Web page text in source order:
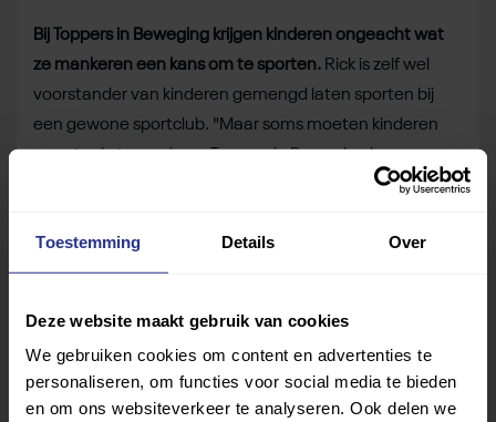
Toestemming Details Over
Deze website maakt gebruik van cookies
We gebruiken cookies om content en advertenties te
personaliseren, om functies voor social media te bieden
en om ons websiteverkeer te analyseren. Ook delen we
Bij Toppers in Beweging krijgen kinderen ongeacht wat
ze mankeren een kans om te sporten. Rick is zelf wel
voorstander van kinderen gemengd laten sporten bij
een gewone sportclub. "Maar soms moeten kinderen
een stapje terug doen. Toppers in Beweging is zo een
soort vooropleiding zodat die kinderen toch kunnen
stromen."
club bij jou in de buurt met onzesportzoeker
Deel dit bericht